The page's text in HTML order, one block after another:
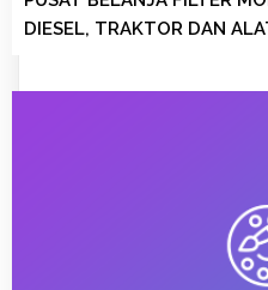
DIESEL, TRAKTOR DAN